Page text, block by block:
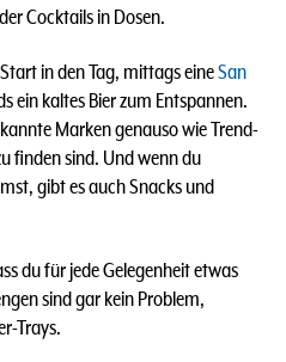
Cocktails in Dosen.
in den Tag, mittags eineSan
ein kaltes Bier zum Entspannen.
Marken genauso wie Trend-
finden sind. Und wenn du
gibt es auch Snacks und
du für jede Gelegenheit etwas
sind gar kein Problem,
Trays.